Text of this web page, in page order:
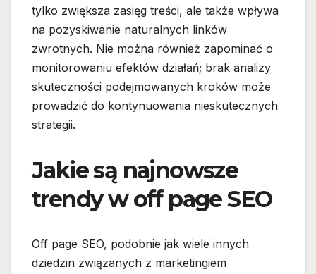
tylko zwiększa zasięg treści, ale także wpływa
na pozyskiwanie naturalnych linków
zwrotnych. Nie można również zapominać o
monitorowaniu efektów działań; brak analizy
skuteczności podejmowanych kroków może
prowadzić do kontynuowania nieskutecznych
strategii.
Jakie są najnowsze
trendy w off page SEO
Off page SEO, podobnie jak wiele innych
dziedzin związanych z marketingiem